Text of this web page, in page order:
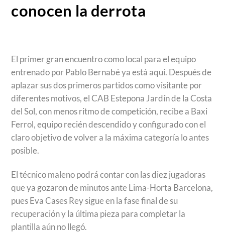
conocen la derrota
El primer gran encuentro como local para el equipo
entrenado por Pablo Bernabé ya está aquí. Después de
aplazar sus dos primeros partidos como visitante por
diferentes motivos, el CAB Estepona Jardín de la Costa
del Sol, con menos ritmo de competición, recibe a Baxi
Ferrol, equipo recién descendido y configurado con el
claro objetivo de volver a la máxima categoría lo antes
posible.
El técnico maleno podrá contar con las diez jugadoras
que ya gozaron de minutos ante Lima-Horta Barcelona,
pues Eva Cases Rey sigue en la fase final de su
recuperación y la última pieza para completar la
plantilla aún no llegó.